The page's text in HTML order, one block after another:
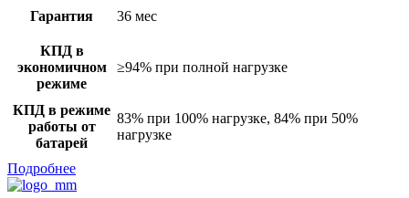
Гарантия 36 мес
КПД в
экономичном
режиме
≥94% при полной нагрузке
КПД в режиме
работы от
батарей
83% при 100% нагрузке, 84% при 50%
нагрузке
Подробнее